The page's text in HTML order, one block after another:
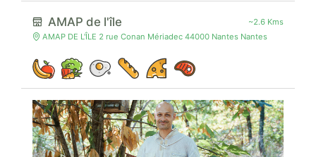
AMAP de l'île
~2.6 Kms
AMAP DE L'ÎLE 2 rue Conan Mériadec 44000 Nantes Nantes